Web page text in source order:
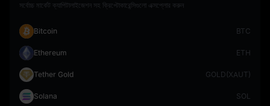
সর্বোচ্চ মার্কেট ক্যাপিটালাইজেশন সহ ক্রিপ্টোকারেন্সিগুলো এক্সপ্লোর করুন
Bitcoin BTC
Ethereum ETH
Tether Gold GOLD(XAUT)
Solana SOL